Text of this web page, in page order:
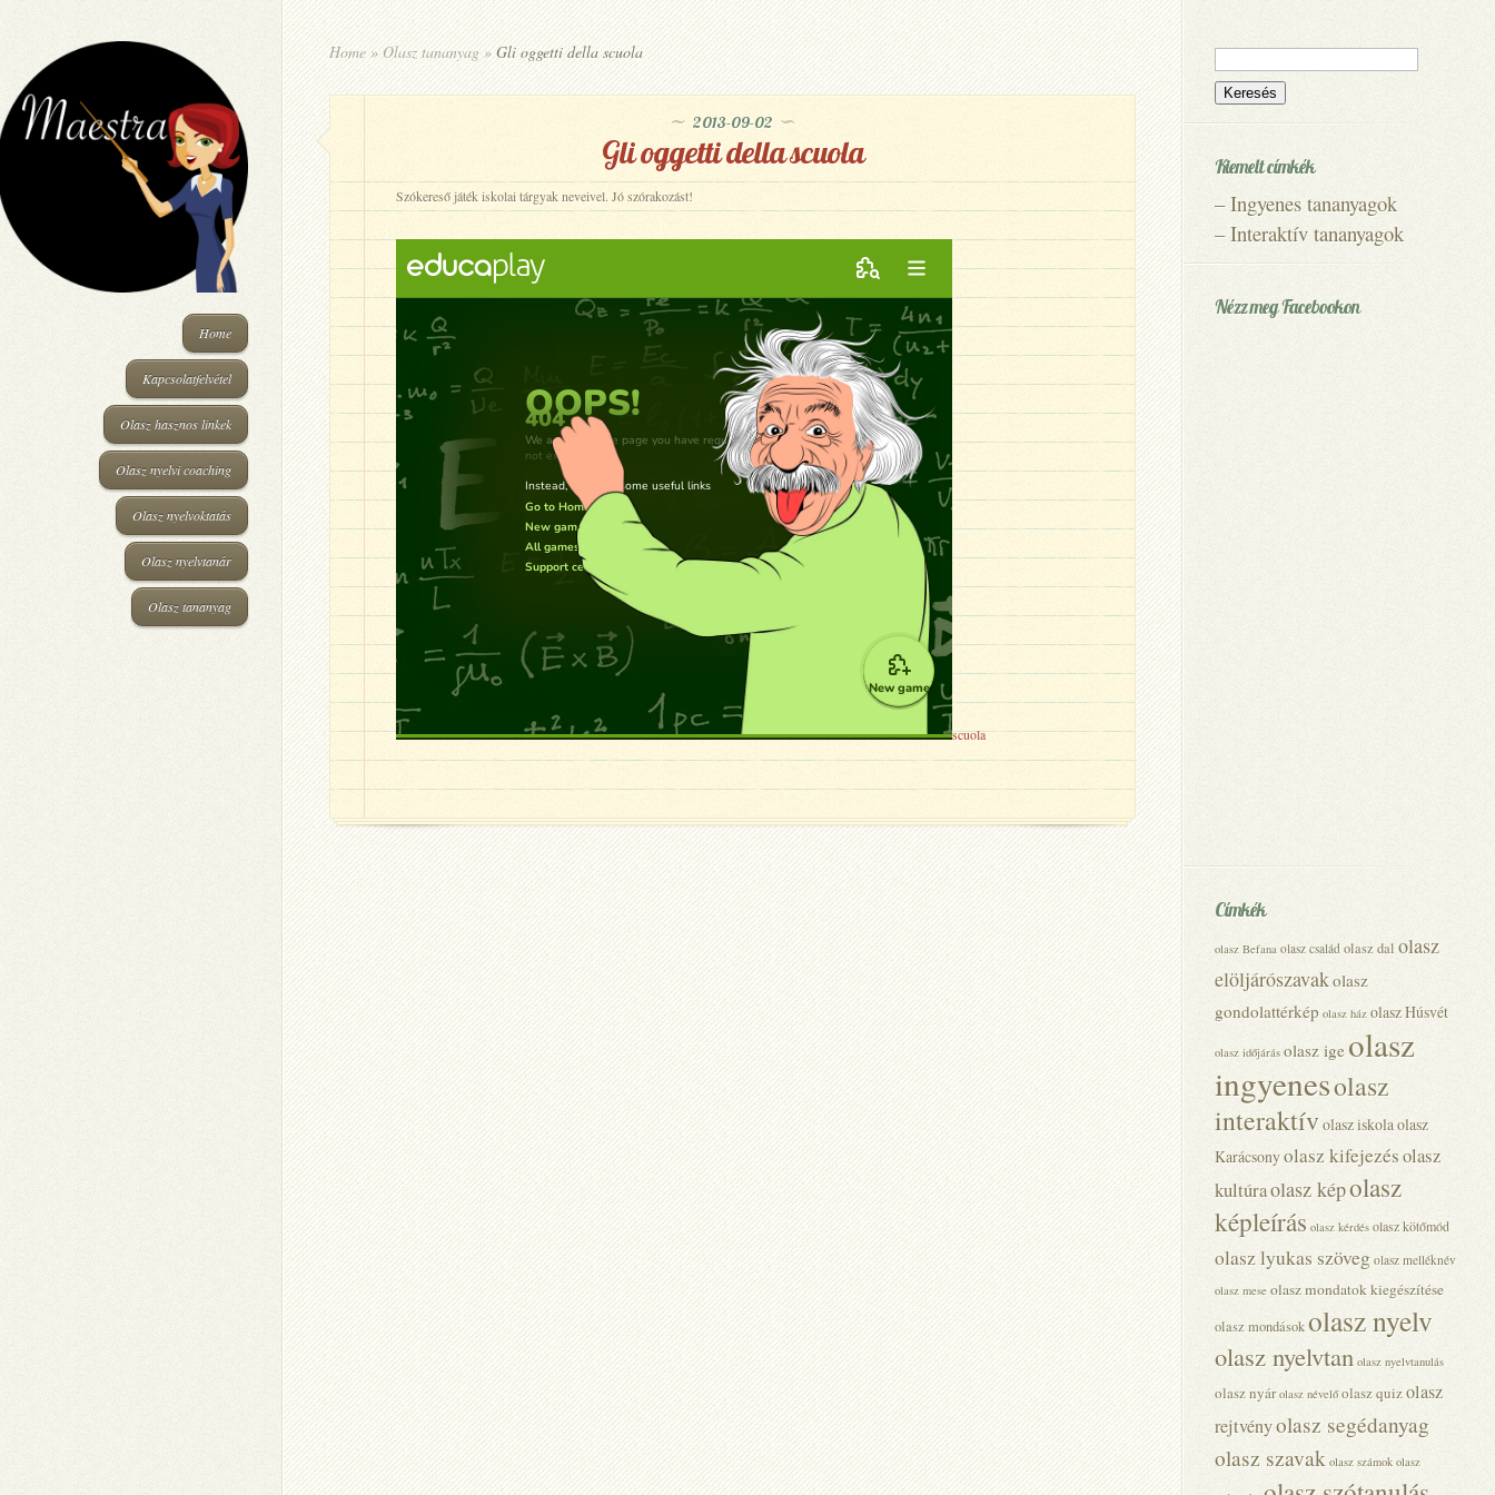
Home
Kapcsolatfelvétel
Olasz hasznos linkek
Olasz nyelvi coaching
Olasz nyelvoktatás
Olasz nyelvtanár
Olasz tananyag
Home » Olasz tananyag »Gli oggetti della scuola
2013-09-02
Gli oggetti della scuola
Szókereső játék iskolai tárgyak neveivel. Jó szórakozást!
scuola
Keresés:
Kiemelt címkék
–Ingyenes tananyagok
–Interaktív tananyagok
Nézz meg Facebookon
Címkék
olasz Befana olasz család olasz dal olasz
elöljárószavakolasz
gondolattérkép olasz ház olasz Húsvét
olasz időjárás olasz ige olasz
ingyenesolasz
interaktívolasz iskolaolasz
Karácsonyolasz kifejezésolasz
kultúraolasz képolasz
képleírás olasz kérdés olasz kötőmód
olasz lyukas szöveg olasz melléknév
olasz mese olasz mondatok kiegészítése
olasz mondásokolasz nyelv
olasz nyelvtan olasz nyelvtanulás
olasz nyár olasz névelő olasz quizolasz
rejtvényolasz segédanyag
olasz szavak olasz számok olasz